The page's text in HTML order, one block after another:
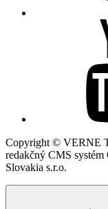
Copyright © VERNE
redakčný CMS
Slovakia s.r.o.